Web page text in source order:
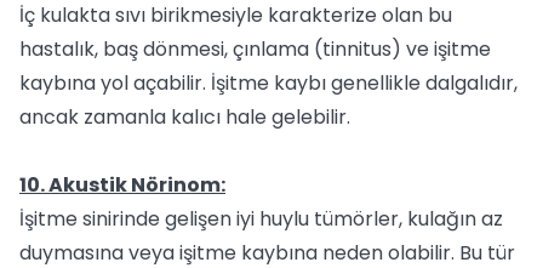
İç kulakta sıvı birikmesiyle karakterize olan bu
hastalık, baş dönmesi, çınlama (tinnitus) ve işitme
kaybına yol açabilir. İşitme kaybı genellikle dalgalıdır,
ancak zamanla kalıcı hale gelebilir.
10. Akustik Nörinom:
İşitme sinirinde gelişen iyi huylu tümörler, kulağın az
duymasına veya işitme kaybına neden olabilir. Bu tür